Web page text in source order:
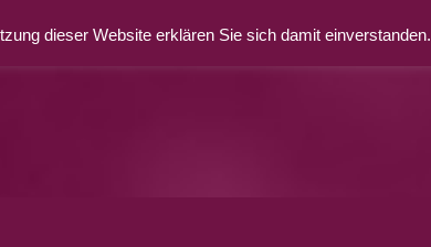
dieser Website erklären Sie sich damit einverstanden.